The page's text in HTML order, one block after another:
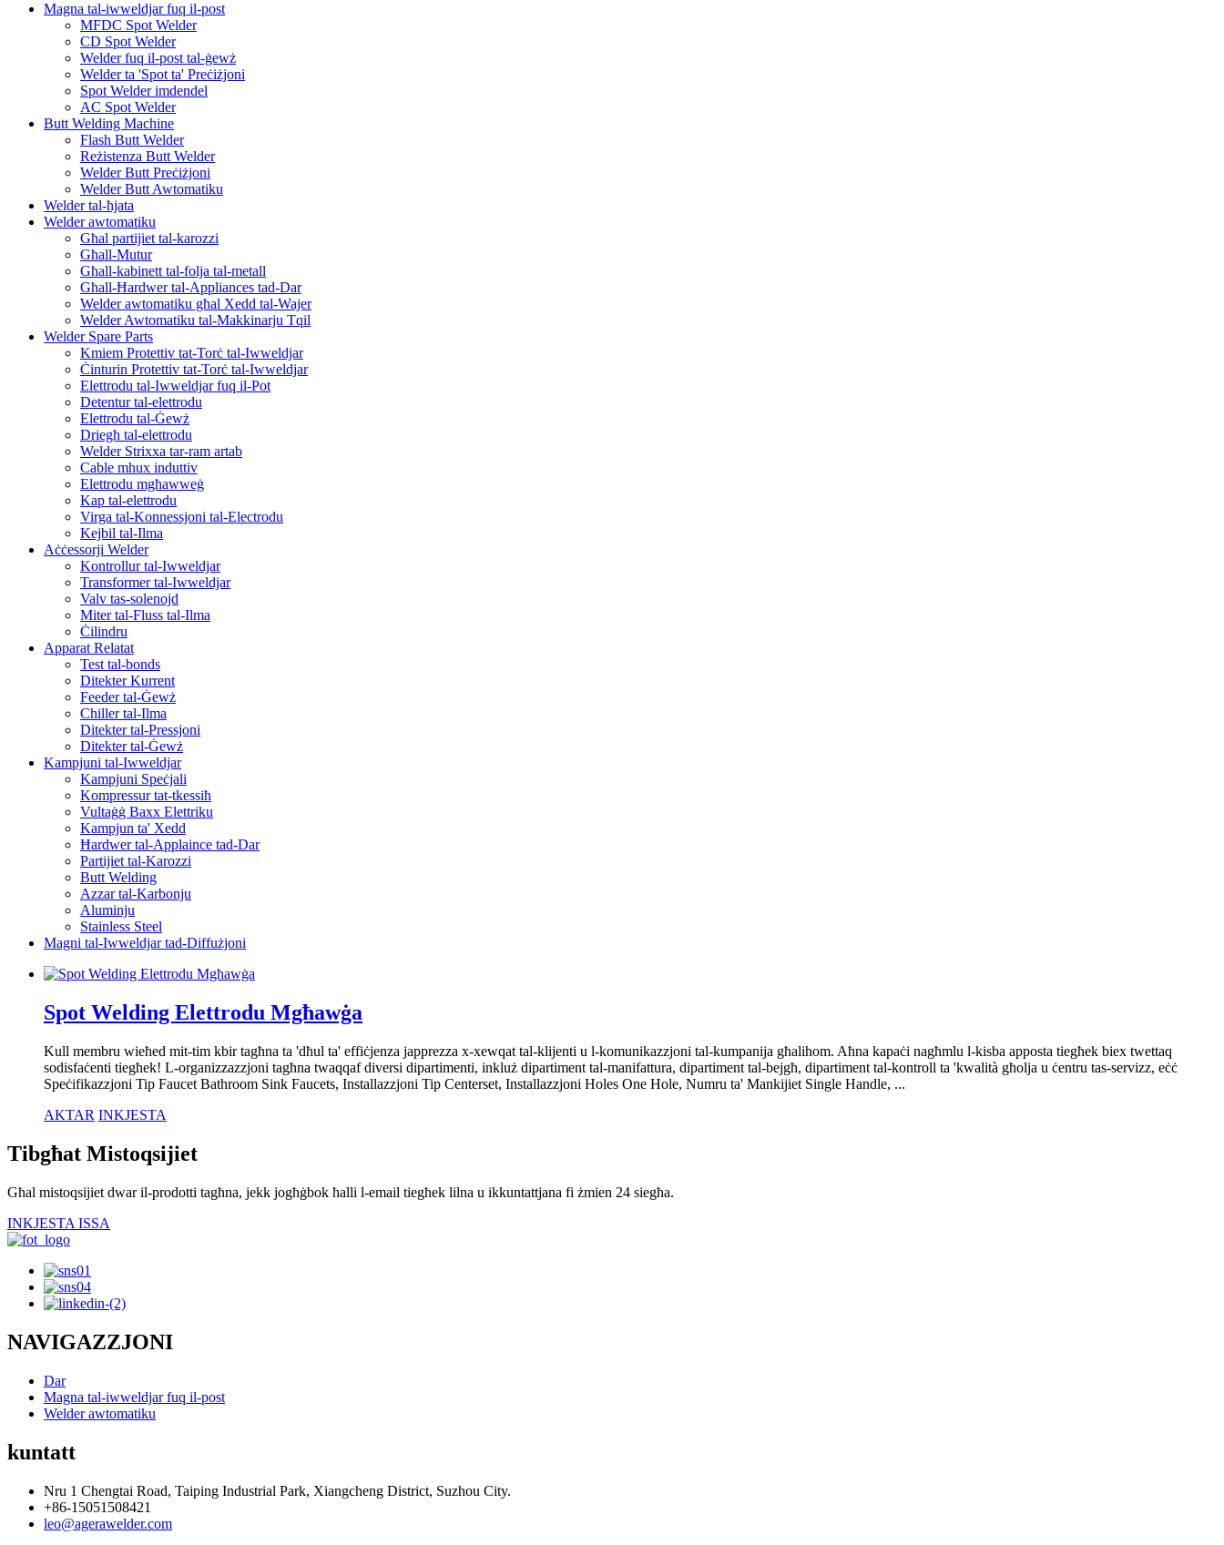
Magna tal-iwweldjar fuq il-post
MFDC Spot Welder
CD Spot Welder
Welder fuq il-post tal-ġewż
Welder ta 'Spot ta' Preċiżjoni
Spot Welder imdendel
AC Spot Welder
Butt Welding Machine
Flash Butt Welder
Reżistenza Butt Welder
Welder Butt Preċiżjoni
Welder Butt Awtomatiku
Welder tal-ħjata
Welder awtomatiku
Għal partijiet tal-karozzi
Għall-Mutur
Għall-kabinett tal-folja tal-metall
Għall-Ħardwer tal-Appliances tad-Dar
Welder awtomatiku għal Xedd tal-Wajer
Welder Awtomatiku tal-Makkinarju Tqil
Welder Spare Parts
Kmiem Protettiv tat-Torċ tal-Iwweldjar
Ċinturin Protettiv tat-Torċ tal-Iwweldjar
Elettrodu tal-Iwweldjar fuq il-Pot
Detentur tal-elettrodu
Elettrodu tal-Ġewż
Driegħ tal-elettrodu
Welder Strixxa tar-ram artab
Cable mhux induttiv
Elettrodu mgħawweġ
Kap tal-elettrodu
Virga tal-Konnessjoni tal-Electrodu
Kejbil tal-Ilma
Aċċessorji Welder
Kontrollur tal-Iwweldjar
Transformer tal-Iwweldjar
Valv tas-solenojd
Miter tal-Fluss tal-Ilma
Ċilindru
Apparat Relatat
Test tal-bonds
Ditekter Kurrent
Feeder tal-Ġewż
Chiller tal-Ilma
Ditekter tal-Pressjoni
Ditekter tal-Ġewż
Kampjuni tal-Iwweldjar
Kampjuni Speċjali
Kompressur tat-tkessiħ
Vultaġġ Baxx Elettriku
Kampjun ta' Xedd
Ħardwer tal-Applaince tad-Dar
Partijiet tal-Karozzi
Butt Welding
Azzar tal-Karbonju
Aluminju
Stainless Steel
Magni tal-Iwweldjar tad-Diffużjoni
Spot Welding Elettrodu Mgħawġa
Kull membru wieħed mit-tim kbir tagħna ta 'dħul ta' effiċjenza japprezza x-xewqat tal-klijenti u l-komunikazzjoni tal-kumpanija għalihom. Aħna kapaċi nagħmlu l-kisba apposta tiegħek biex twettaq
sodisfaċenti tiegħek! L-organizzazzjoni tagħna twaqqaf diversi dipartimenti, inkluż dipartiment tal-manifattura, dipartiment tal-bejgħ, dipartiment tal-kontroll ta 'kwalità għolja u ċentru tas-servizz, eċċ
Speċifikazzjoni Tip Faucet Bathroom Sink Faucets, Installazzjoni Tip Centerset, Installazzjoni Holes One Hole, Numru ta' Mankijiet Single Handle, ...
AKTAR INKJESTA
Tibgħat Mistoqsijiet
Għal mistoqsijiet dwar il-prodotti tagħna, jekk jogħġbok ħalli l-email tiegħek lilna u ikkuntattjana fi żmien 24 siegħa.
INKJESTA ISSA
NAVIGAZZJONI
Dar
Magna tal-iwweldjar fuq il-post
Welder awtomatiku
kuntatt
Nru 1 Chengtai Road, Taiping Industrial Park, Xiangcheng District, Suzhou City.
+86-15051508421
leo@agerawelder.com